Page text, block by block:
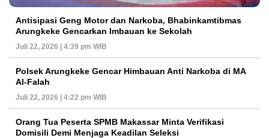
Antisipasi Geng Motor dan Narkoba, Bhabinkamtibmas
Arungkeke Gencarkan Imbauan ke Sekolah
Juli 22, 2026 | 4:39 pm WIB
Polsek Arungkeke Gencar Himbauan Anti Narkoba di MA
Al-Falah
Juli 22, 2026 | 4:22 pm WIB
Orang Tua Peserta SPMB Makassar Minta Verifikasi
Domisili Demi Menjaga Keadilan Seleksi